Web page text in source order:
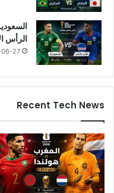
الرأس
27
Recent Tech News